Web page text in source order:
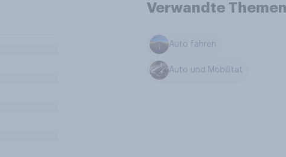
Verwandte Themen
Auto fahren
Auto und Mobilität